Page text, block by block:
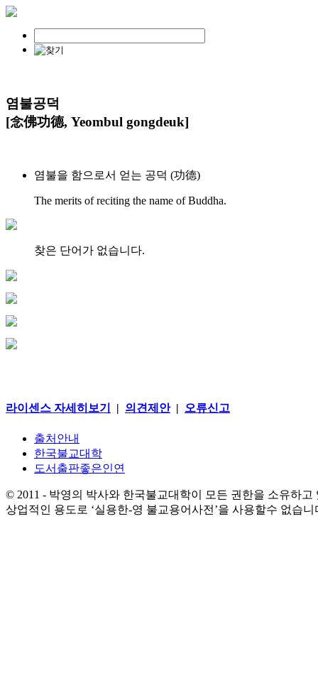
염불공덕
[念佛功德, Yeombul gongdeuk]
염불을 함으로서 얻는 공덕 (功德)
The merits of reciting the name of Buddha.
찾은 단어가 없습니다.
라이센스 자세히보기 | 의견제안| 오류신고
출처안내
한국불교대학
도서출판좋은인연
© 2011 - 박영의 박사와 한국불교대학이 모든 권한을 소유하고
상업적인 용도로 ‘실용한-영 불교용어사전’을 사용할수 없습니